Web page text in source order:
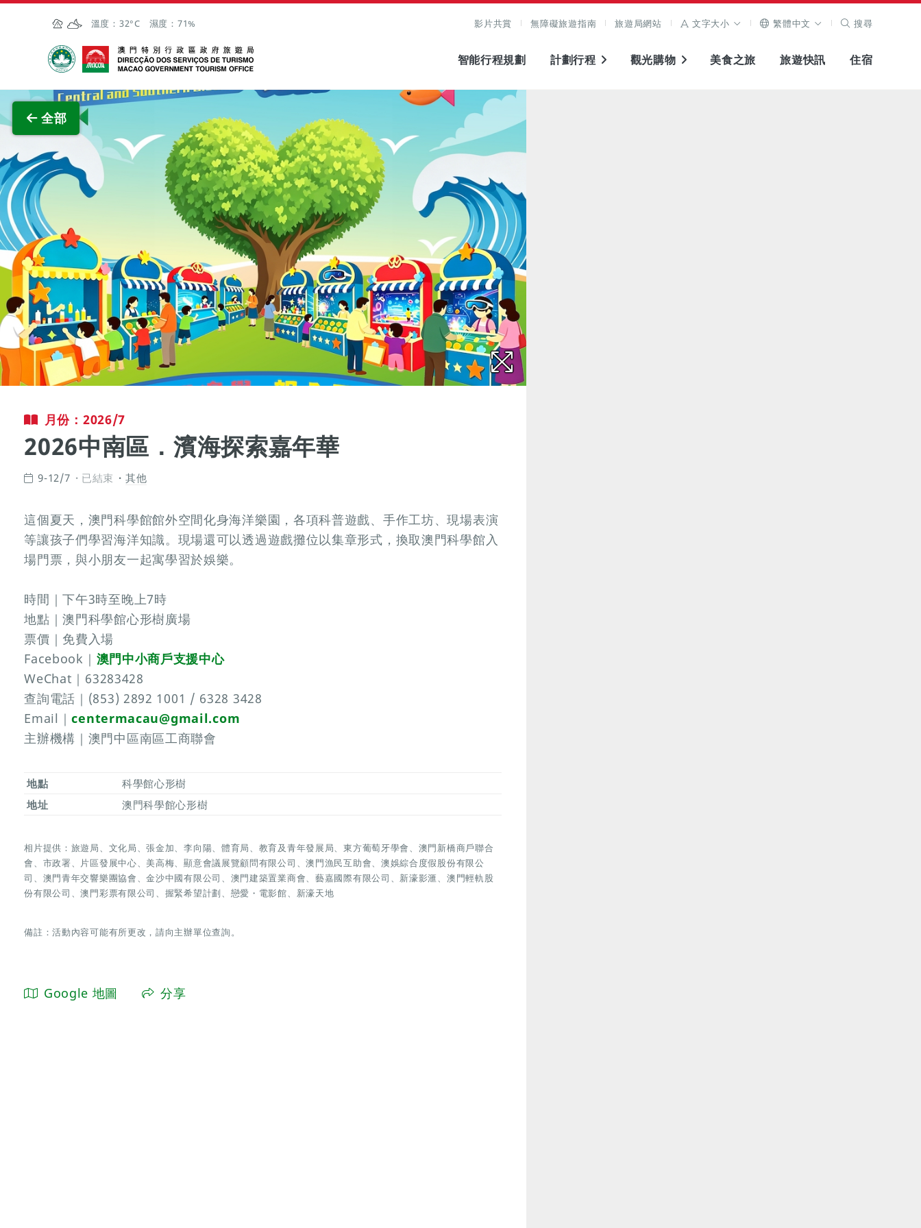
跳至主内容
溫度： 32°C 濕度： 71% 影片共賞 無障礙旅遊指南 旅遊局網站 文字大小 繁體中文 搜尋
澳門特別行政區政府旅遊局
智能行程規劃 計劃行程 觀光購物 美食之旅 旅遊快訊 住宿
全部
查看原圖
月份：2026/7
2026中南區．濱海探索嘉年華
9-12/7 已結束 其他
這個夏天，澳門科學館館外空間化身海洋樂園，各項科普遊戲、手作工坊、現場表演
等讓孩子們學習海洋知識。現場還可以透過遊戲攤位以集章形式，換取澳門科學館入
場門票，與小朋友一起寓學習於娛樂。
時間｜下午3時至晚上7時
地點｜澳門科學館心形樹廣場
票價｜免費入場
Facebook｜ 澳門中小商戶支援中心
WeChat｜63283428
查詢電話｜(853) 2892 1001 / 6328 3428
Email｜centermacau@gmail.com
主辦機構｜澳門中區南區工商聯會
地點
科學館心形樹
地址
澳門科學館心形樹
相片提供：旅遊局、文化局、張金加、李向陽、體育局、教育及青年發展局、東方葡萄牙學會、澳門新橋商戶聯合
會、市政署、片區發展中心、美高梅、顯意會議展覽顧問有限公司、澳門漁民互助會、澳娛綜合度假股份有限公
司、澳門青年交響樂團協會、金沙中國有限公司、澳門建築置業商會、藝嘉國際有限公司、新濠影滙、澳門輕軌股
份有限公司、澳門彩票有限公司、握緊希望計劃、戀愛・電影館、新濠天地
備註：活動內容可能有所更改，請向主辦單位查詢。
Google 地圖 分享